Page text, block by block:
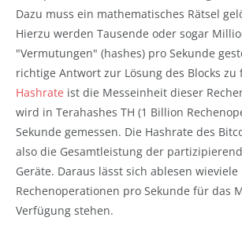
Dazu muss ein mathematisches Rätsel
Hierzu werden Tausende oder sogar
"Vermutungen" (hashes) pro Sekunde
richtige Antwort zur Lösung des Blocks zu
Hashrate ist die Messeinheit dieser
wird in Terahashes TH (1 Billion
Sekunde gemessen. Die Hashrate des
also die Gesamtleistung der
Geräte. Daraus lässt sich ablesen wieviele
Rechenoperationen pro Sekunde für das
Verfügung stehen.